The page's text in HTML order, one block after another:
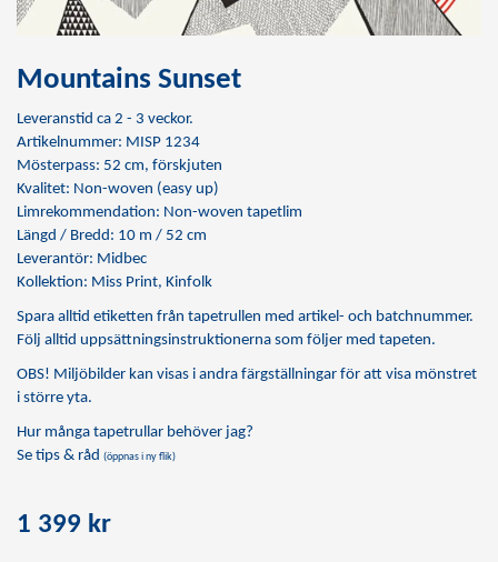
Mountains Sunset
Leveranstid ca 2 - 3 veckor.
Artikelnummer: MISP 1234
Mösterpass: 52 cm, förskjuten
Kvalitet: Non-woven (easy up)
Limrekommendation: Non-woven tapetlim
Längd / Bredd: 10 m / 52 cm
Leverantör: Midbec
Kollektion: Miss Print, Kinfolk
Spara alltid etiketten från tapetrullen med artikel- och batchnummer.
Följ alltid uppsättningsinstruktionerna som följer med tapeten.
OBS! Miljöbilder kan visas i andra färgställningar för att visa mönstret
i större yta.
Hur många tapetrullar behöver jag?
Se tips & råd (öppnas i ny flik)
1 399 kr